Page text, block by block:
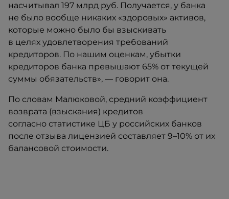
насчитывал 197 млрд руб. Получается, у банка
не было вообще никаких «здоровых» активов,
которые можно было бы взыскивать
в целях удовлетворения требований
кредиторов. По нашим оценкам, убытки
кредиторов банка превышают 65% от текущей
суммы обязательств», — говорит она.
По словам Малюковой, средний коэффициент
возврата (взыскания) кредитов
согласно статистике ЦБ у российских банков
после отзыва лицензией составляет 9–10% от их
балансовой стоимости.